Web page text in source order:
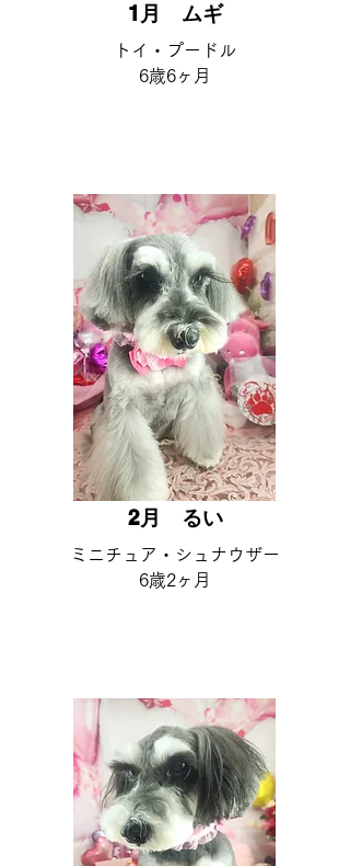
1月 ​ムギ
​トイ・プードル
6歳6ヶ月
2月 ​るい
​ミニチュア・シュナウザー
6歳2ヶ月